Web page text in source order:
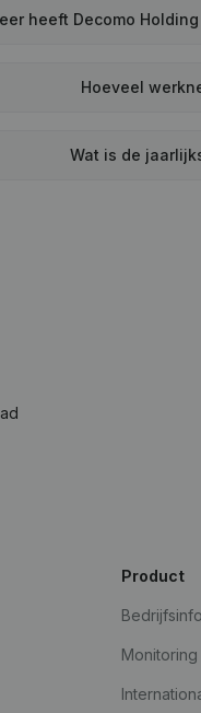
heeft Decomo
Hoeveel
Wat is de
Product
Monitoring